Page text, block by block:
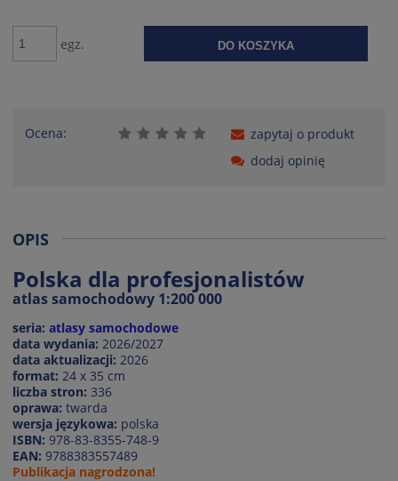
egz. DO KOSZYKA
Ocena:
zapytaj o produkt
dodaj opinię
OPIS
Polska dla profesjonalistów
atlas samochodowy 1:200 000
seria: atlasy samochodowe
data wydania: 2026/2027
data aktualizacji: 2026
format: 24 x 35 cm
liczba stron: 336
oprawa: twarda
wersja językowa: polska
ISBN: 978-83-8355-748-9
EAN: 9788383557489
Publikacja nagrodzona!